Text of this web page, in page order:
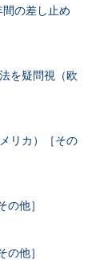
の差し止め
を疑問視（欧
リカ）［その
他］
他］